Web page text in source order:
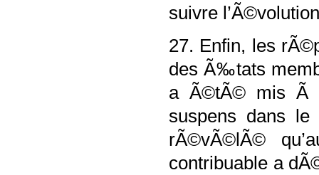
suivre
27. Enfin, les
des Ã‰tats
a Ã©tÃ© mis Ã
suspens dans le
rÃ©vÃ©lÃ©
contribuable a